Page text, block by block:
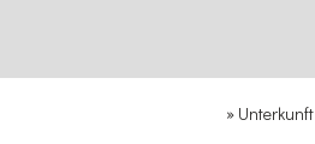
» Unterkunft